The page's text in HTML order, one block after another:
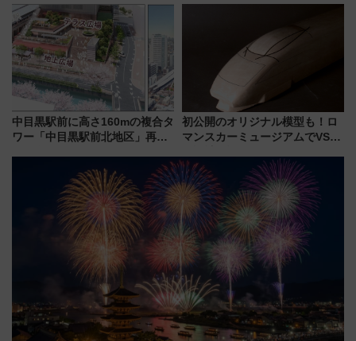
族旅行！ 深夜の正丸トンネル探
検や特急ラビューも
中目黒駅前に高さ160mの複合タ
ワー「中目黒駅前北地区」再開
初公開のオリジナル模型も！ロ
マンスカーミュージアムでVSE
15日スタート